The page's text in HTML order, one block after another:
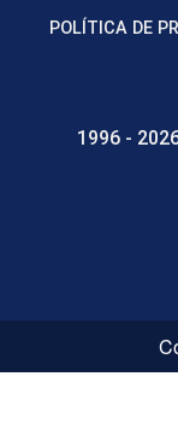
POLÍTICA DE
1996 -